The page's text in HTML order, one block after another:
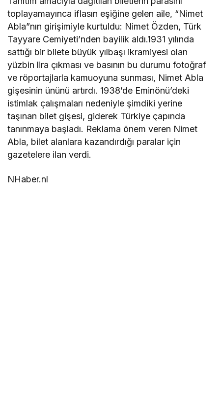
toplayamayınca iflasın eşiğine gelen aile, “Nimet
Abla”nın girişimiyle kurtuldu: Nimet Özden, Türk
Tayyare Cemiyeti’nden bayilik aldı.1931 yılında
sattığı bir bilete büyük yılbaşı ikramiyesi olan
yüzbin lira çıkması ve basının bu durumu fotoğraf
ve röportajlarla kamuoyuna sunması, Nimet Abla
gişesinin ününü artırdı. 1938’de Eminönü’deki
istimlak çalışmaları nedeniyle şimdiki yerine
taşınan bilet gişesi, giderek Türkiye çapında
tanınmaya başladı. Reklama önem veren Nimet
Abla, bilet alanlara kazandırdığı paralar için
gazetelere ilan verdi.
NHaber.nl